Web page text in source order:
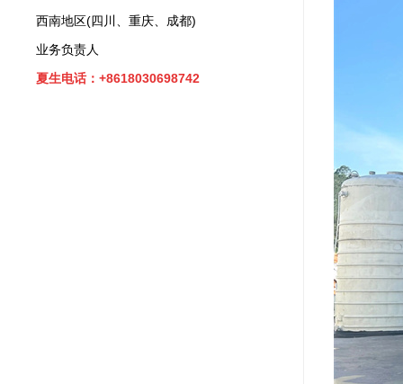
西南地区(四川、重庆、成都)
业务负责人
夏生电话：+8618030698742